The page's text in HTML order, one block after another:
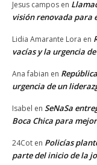
Jesus campos en
visión renovada para
Lidia Amarante Lora en
vacías y la urgencia
Ana fabian en
urgencia de un
Isabel en SeNaSa
Boca Chica para
24Cot en Policías
parte del inicio de la